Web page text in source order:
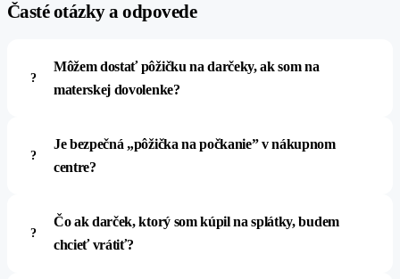
Časté otázky a odpovede
Môžem dostať pôžičku na darčeky, ak som na
materskej dovolenke?
Je bezpečná „pôžička na počkanie” v nákupnom
centre?
Čo ak darček, ktorý som kúpil na splátky, budem
chcieť vrátiť?